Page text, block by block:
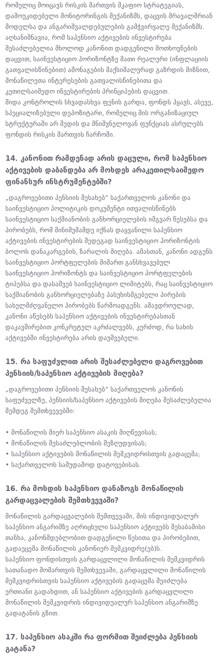
რომელიც მოიცავს რისკის მართვის მკაფიო სტრატეგიას,
დამოუკიდებელი მონიტორინგის მექანიზმს, დაცვის მრავალშრიან
მოდელსა და ანგარიშვალდებულების გამჭვირვალე მექანიზმს.
აღსანიშნავია, რომ საპენსიო აქტივების ინვესტირება
შესაძლებელია მხოლოდ კანონით დადგენილი მოთხოვნების
დაცვით, საინვესტიციო ჰორიზონტზე მათი რეალური (ინფლაციის
გათვალისწინებით) ამონაგების მაქსიმალურად გაზრდის მიზნით,
მონაწილეთა ინტერესების გათვალისწინებითა და
კეთილსაიმედო ინვესტირების პრინციპების დაცვით.
შიდა კონტროლის სხვადასხვა ფენის გარდა, ფონდს ჰყავს, ასევე,
სპეციალიზებული დეპოზიტარი, რომელიც მის ორგანიზაციულ
სტრუქტურაში არ შედის და მნიშვნელოვან ფუნქციას ასრულებს
ფონდის რისკის მართვის ჩარჩოში.
14. კანონით რამდენად არის დაცული, რომ საპენსიო
აქტივების დაბანდება არ მოხდეს არაკეთილსაიმედო
ფინანსურ ინსტრუმენტებში?
„დაგროვებითი პენსიის შესახებ“ საქართველოს კანონი და
საინვესტიციო პოლიტიკის დოკუმენტი ითვალისწინებს
საინვესტიციო საქმიანობის განხორციელების იმგვარ წესებსა და
პირობებს, რომ მინიმუმამდე იქნას დაყვანილი საპენსიო
აქტივების ინვესტირების შედეგად საინვესტიციო ჰორიზონტის
ბოლოს დანაკარგების, ზარალის მიღება. ამასთან, კანონი ადგენს
საინვესტიციო პორტფელების მიმართ განსხვავებულ
საინვესტიციო ჰორიზონტს და საინვესტიციო პორტფელების
ტიპებსა და დასაშვებ საინვესტიციო ლიმიტებს, რაც საინვესტიციო
საქმიანობის განხორციელებაზე პასუხისმგებელი პირების
სახელმძღვანელო პირობებს წარმოადგენს. ამავდროულად,
კანონი აწესებს საპენსიო აქტივების ინვესტირებასთან
დაკავშირებით კონკრეტულ აკრძალვებს, კერძოდ, რა სახის
აქტივებში ინვესტირება არის დაუშვებელი.
15. რა საფუძვლით არის შესაძლებელი დაგროვებით
პენსიის/საპენსიო აქტივების მიღება?
„დაგროვებითი პენსიის შესახებ“ საქართველოს კანონის
საფუძველზე, პენსიის/საპენსიო აქტივების მიღება შესაძლებელია
შემდეგ შემთხვევებში:
• მონაწილის მიერ საპენსიო ასაკის მიღწევისას;
• მონაწილის შესაძლებლობის შეზღუდვისას;
• საპენსიო აქტივების მონაწილის მემკვიდრისთვის გადაცემა;
• საქართველოს სამუდამოდ დატოვებისას.
16. რა მოსდის საპენსიო დანაზოგს მონაწილის
გარდაცვალების შემთხვევაში?
მონაწილის გარდაცვალების შემთვევაში, მის ინდივიდუალურ
საპენსიო ანგარიშზე აღრიცხული საპენსიო აქტივებს შესაბამისი
თანხა, კანონმდებლობით დადგენილი წესითა და პირობებით,
გადაეცემა მონაწილის კანონიერ მემკვიდრე(ებ)ს.
საპენსიო ფონდისთვის გარდაცვლილი მონაწილის მემკვიდრის
სათანადო მომართვის შემთხვევაში, გარდაცვლილი მონაწილის
მემკვიდრისთვის საპენსიო აქტივების გადაცემა შეიძლება
ერთიანი გადახდით, ან საპენსიო აქტივების გარდაცვლილი
მონაწილის მემკვიდრის ინდივიდუალურ საპენსიო ანგარიშზე
გადატანის გზით.
17. საპენსიო ასაკში რა ფორმით შეიძლება პენსიის
გატანა?